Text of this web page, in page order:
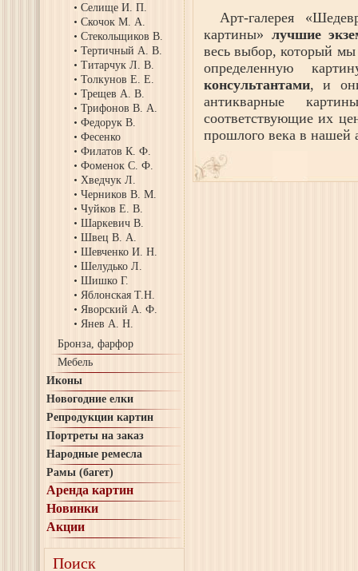
Селище И. П.
Скочок М. А.
Стекольщиков В.
Тертичный А. В.
Титарчук Л. В.
Толкунов Е. Е.
Трещев А. В.
Трифонов В. А.
Федорук В.
Фесенко
Филатов К. Ф.
Фоменок С. Ф.
Хведчук Л.
Черников В. М.
Чуйков Е. В.
Шаркевич В.
Швец В. А.
Шевченко И. Н.
Шелудько Л.
Шишко Г.
Яблонская Т.Н.
Яворский А. Ф.
Янев А. Н.
Бронза, фарфор
Мебель
Иконы
Новогодние елки
Репродукции картин
Портреты на заказ
Народные ремесла
Рамы (багет)
Аренда картин
Новинки
Акции
Поиск
Арт-галерея
картины» лучшие
весь выбор, который
определенную
консультантами, и
антикварные
соответствующие их
прошлого века в нашей